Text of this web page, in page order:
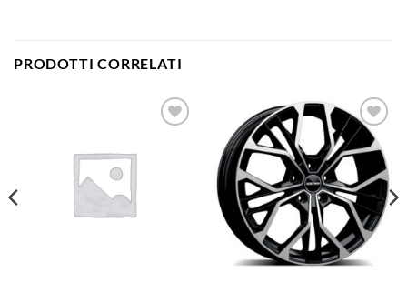
PRODOTTI CORRELATI
Aggiungi
alla lista
dei
desideri